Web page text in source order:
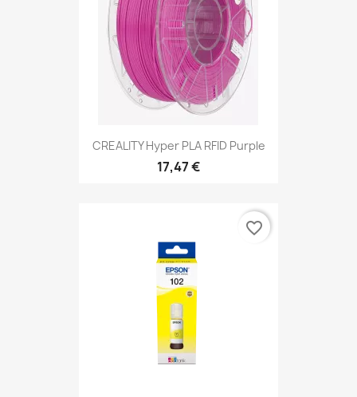
CREALITY Hyper PLA RFID Purple
17,47 €
favorite_border